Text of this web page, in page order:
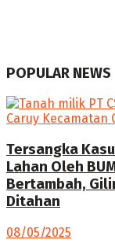
POPULAR NEWS
Tersangka
Lahan Oleh
Bertambah,
Ditahan
08/05/2025